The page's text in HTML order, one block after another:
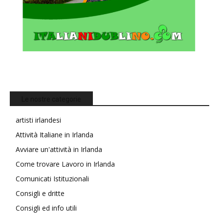
artisti irlandesi
Attività Italiane in Irlanda
Avviare un'attività in Irlanda
Come trovare Lavoro in Irlanda
Comunicati Istituzionali
Consigli e dritte
Consigli ed info utili